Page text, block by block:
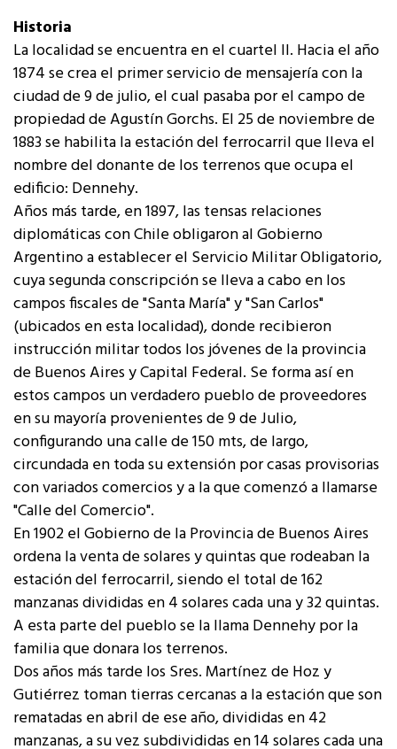
Historia
La localidad se encuentra en el cuartel II. Hacia el año
1874 se crea el primer servicio de mensajería con la
ciudad de 9 de julio, el cual pasaba por el campo de
propiedad de Agustín Gorchs. El 25 de noviembre de
1883 se habilita la estación del ferrocarril que lleva el
nombre del donante de los terrenos que ocupa el
edificio: Dennehy.
Años más tarde, en 1897, las tensas relaciones
diplomáticas con Chile obligaron al Gobierno
Argentino a establecer el Servicio Militar Obligatorio,
cuya segunda conscripción se lleva a cabo en los
campos fiscales de "Santa María" y "San Carlos"
(ubicados en esta localidad), donde recibieron
instrucción militar todos los jóvenes de la provincia
de Buenos Aires y Capital Federal. Se forma así en
estos campos un verdadero pueblo de proveedores
en su mayoría provenientes de 9 de Julio,
configurando una calle de 150 mts, de largo,
circundada en toda su extensión por casas provisorias
con variados comercios y a la que comenzó a llamarse
"Calle del Comercio".
En 1902 el Gobierno de la Provincia de Buenos Aires
ordena la venta de solares y quintas que rodeaban la
estación del ferrocarril, siendo el total de 162
manzanas divididas en 4 solares cada una y 32 quintas.
A esta parte del pueblo se la llama Dennehy por la
familia que donara los terrenos.
Dos años más tarde los Sres. Martínez de Hoz y
Gutiérrez toman tierras cercanas a la estación que son
rematadas en abril de ese año, divididas en 42
manzanas, a su vez subdivididas en 14 solares cada una